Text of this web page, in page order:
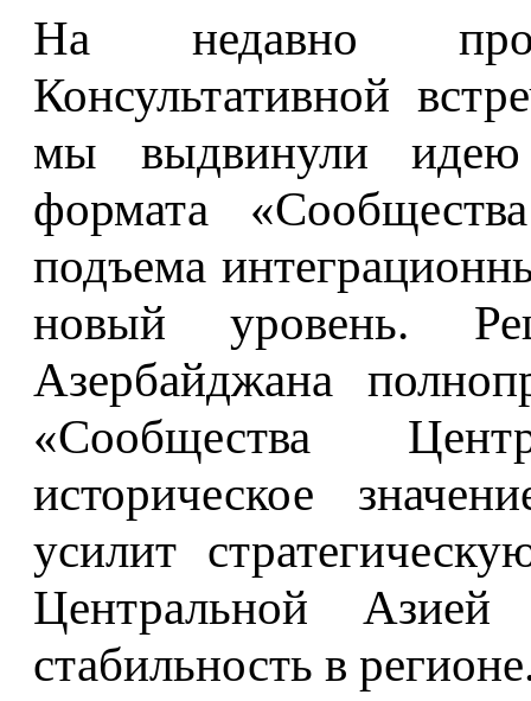
На недавно
Консультативной
мы выдвинули идею
формата
подъема
новый уровень.
Азербайджана
«Сообщества
историческое
усилит
Центральной
стабильность в